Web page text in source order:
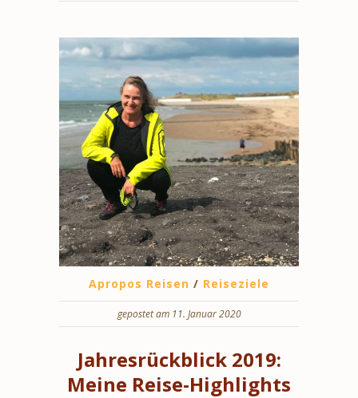
Apropos Reisen / Reiseziele
gepostet am 11. Januar 2020
Jahresrückblick 2019:
Meine Reise-Highlights